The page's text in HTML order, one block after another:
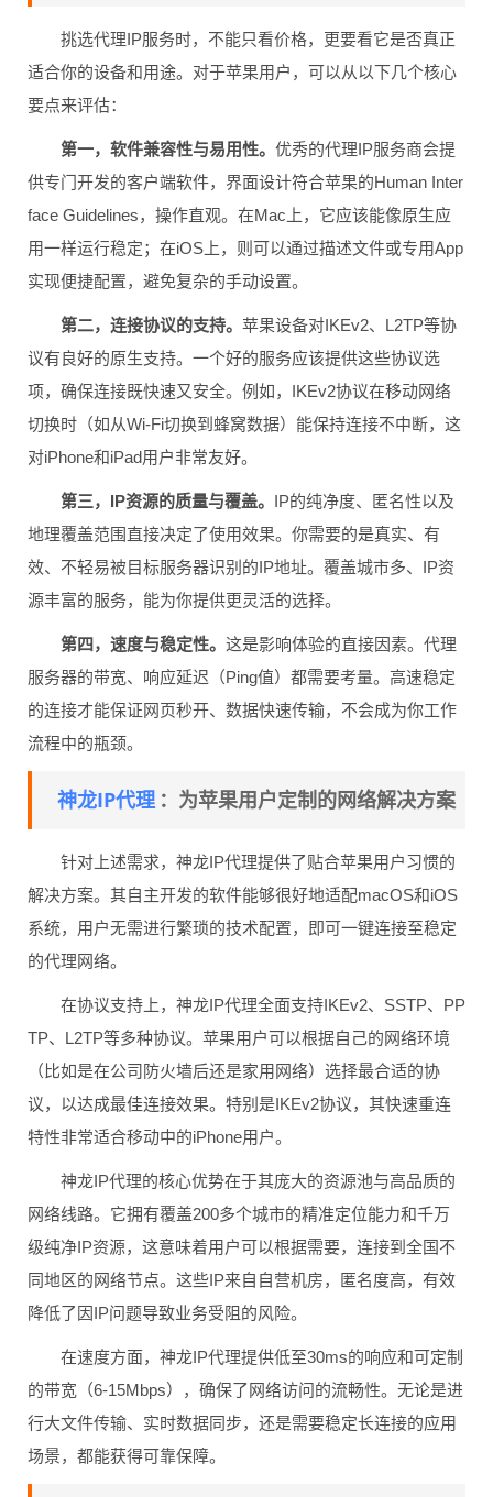
挑选代理IP服务时，不能只看价格，更要看它是否真正
适合你的设备和用途。对于苹果用户，可以从以下几个核心
要点来评估：
第一，软件兼容性与易用性。 优秀的代理IP服务商会提
供专门开发的客户端软件，界面设计符合苹果的Human Inter
face Guidelines，操作直观。在Mac上，它应该能像原生应
用一样运行稳定；在iOS上，则可以通过描述文件或专用App
实现便捷配置，避免复杂的手动设置。
第二，连接协议的支持。 苹果设备对IKEv2、L2TP等协
议有良好的原生支持。一个好的服务应该提供这些协议选
项，确保连接既快速又安全。例如，IKEv2协议在移动网络
切换时（如从Wi-Fi切换到蜂窝数据）能保持连接不中断，这
对iPhone和iPad用户非常友好。
第三，IP资源的质量与覆盖。 IP的纯净度、匿名性以及
地理覆盖范围直接决定了使用效果。你需要的是真实、有
效、不轻易被目标服务器识别的IP地址。覆盖城市多、IP资
源丰富的服务，能为你提供更灵活的选择。
第四，速度与稳定性。 这是影响体验的直接因素。代理
服务器的带宽、响应延迟（Ping值）都需要考量。高速稳定
的连接才能保证网页秒开、数据快速传输，不会成为你工作
流程中的瓶颈。
神龙IP代理 ：为苹果用户定制的网络解决方案
针对上述需求，神龙IP代理提供了贴合苹果用户习惯的
解决方案。其自主开发的软件能够很好地适配macOS和iOS
系统，用户无需进行繁琐的技术配置，即可一键连接至稳定
的代理网络。
在协议支持上，神龙IP代理全面支持IKEv2、SSTP、PP
TP、L2TP等多种协议。苹果用户可以根据自己的网络环境
（比如是在公司防火墙后还是家用网络）选择最合适的协
议，以达成最佳连接效果。特别是IKEv2协议，其快速重连
特性非常适合移动中的iPhone用户。
神龙IP代理的核心优势在于其庞大的资源池与高品质的
网络线路。它拥有覆盖200多个城市的精准定位能力和千万
级纯净IP资源，这意味着用户可以根据需要，连接到全国不
同地区的网络节点。这些IP来自自营机房，匿名度高，有效
降低了因IP问题导致业务受阻的风险。
在速度方面，神龙IP代理提供低至30ms的响应和可定制
的带宽（6-15Mbps），确保了网络访问的流畅性。无论是进
行大文件传输、实时数据同步，还是需要稳定长连接的应用
场景，都能获得可靠保障。